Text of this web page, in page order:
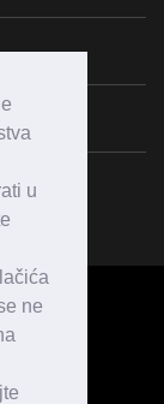
u
ne